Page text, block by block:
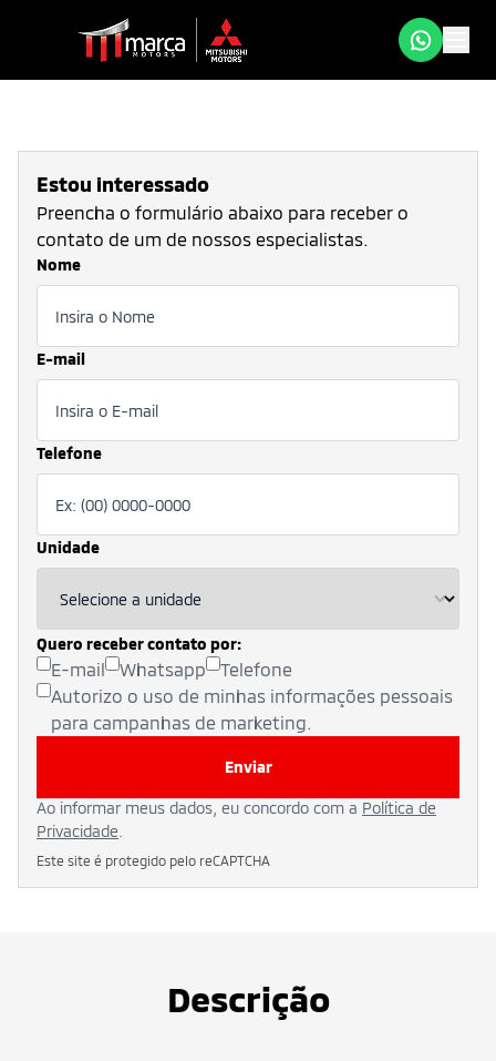
Estou interessado
Preencha o formulário abaixo para receber o
contato de um de nossos especialistas.
Nome
E-mail
Telefone
Unidade
Quero receber contato por:
E-mail Whatsapp
Telefone
Autorizo o uso de minhas informações pessoais
para campanhas de marketing.
Enviar
Ao informar meus dados, eu concordo com a Política de
Privacidade
Este site é protegido pelo reCAPTCHA
Descrição